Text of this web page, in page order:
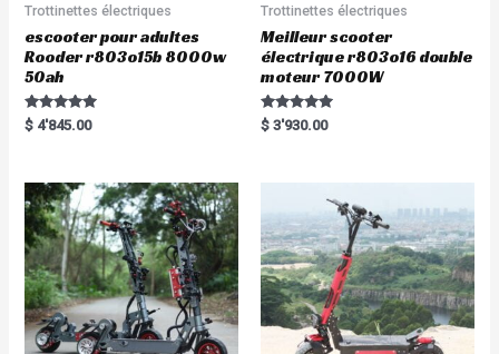
Trottinettes électriques
escooter pour adultes
Rooder r803o15b 8000w
50ah
Rated
5.00
$ 4'845.00
Trottinettes électriques
Meilleur scooter
électrique r803o16 double
moteur 7000W
Rated
5.00
$ 3'930.00